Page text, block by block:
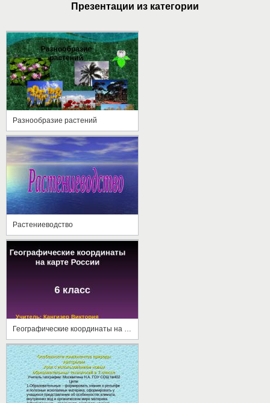
Презентации из категории
Разнообразие растений
Растениеводство